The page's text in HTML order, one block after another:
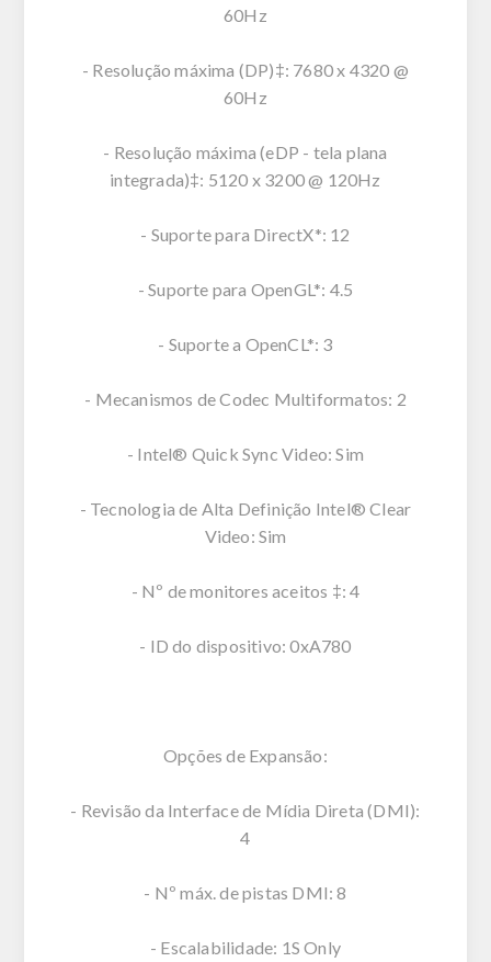
60Hz
- Resolução máxima (DP)‡: 7680 x 4320 @
60Hz
- Resolução máxima (eDP - tela plana
integrada)‡: 5120 x 3200 @ 120Hz
- Suporte para DirectX*: 12
- Suporte para OpenGL*: 4.5
- Suporte a OpenCL*: 3
- Mecanismos de Codec Multiformatos: 2
- Intel® Quick Sync Video: Sim
- Tecnologia de Alta Definição Intel® Clear
Video: Sim
- Nº de monitores aceitos ‡: 4
- ID do dispositivo: 0xA780
Opções de Expansão:
- Revisão da Interface de Mídia Direta (DMI):
4
- Nº máx. de pistas DMI: 8
- Escalabilidade: 1S Only